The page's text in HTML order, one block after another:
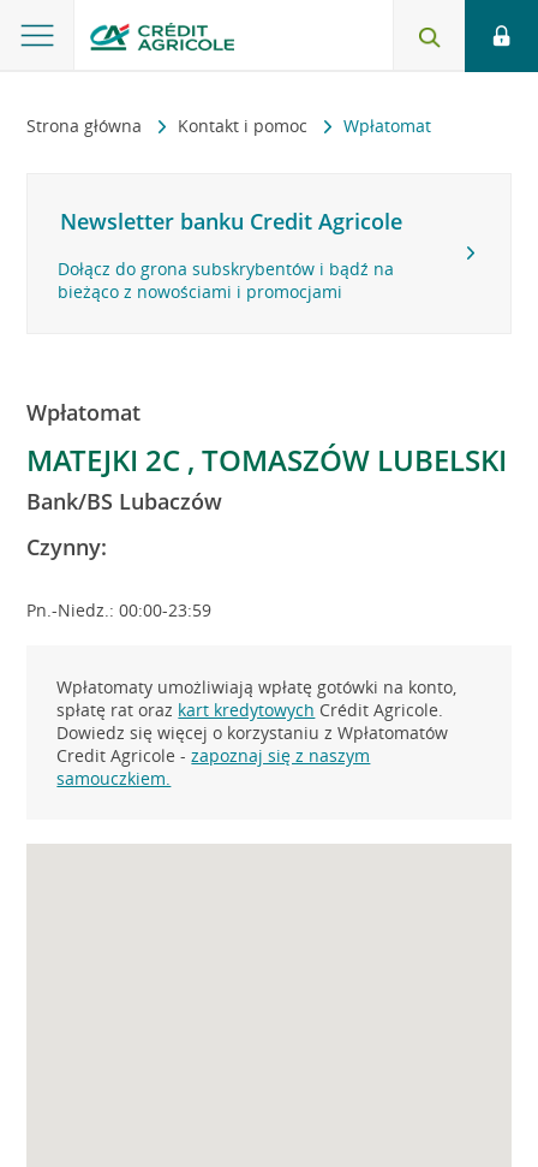
Strona główna Kontakt i pomoc Wpłatomat
Newsletter banku Credit Agricole
Dołącz do grona subskrybentów i bądź na
bieżąco z nowościami i promocjami
Wpłatomat
MATEJKI 2C , TOMASZÓW LUBELSKI
Bank/BS Lubaczów
Czynny:
Pn.-Niedz.: 00:00-23:59
Wpłatomaty umożliwiają wpłatę gotówki na konto,
spłatę rat oraz kart kredytowych Crédit Agricole.
Dowiedz się więcej o korzystaniu z Wpłatomatów
Credit Agricole -zapoznaj się z naszym
samouczkiem.